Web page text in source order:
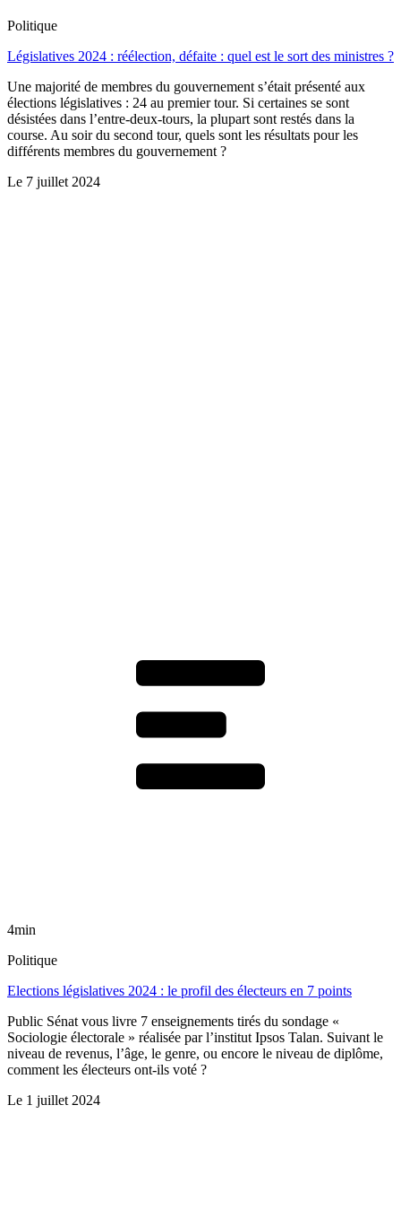
Politique
Législatives 2024 : réélection, défaite : quel est le sort des ministres ?
Une majorité de membres du gouvernement s’était présenté aux
élections législatives : 24 au premier tour. Si certaines se sont
désistées dans l’entre-deux-tours, la plupart sont restés dans la
course. Au soir du second tour, quels sont les résultats pour les
différents membres du gouvernement ?
Le 7 juillet 2024
4min
Politique
Elections législatives 2024 : le profil des électeurs en 7 points
Public Sénat vous livre 7 enseignements tirés du sondage «
Sociologie électorale » réalisée par l’institut Ipsos Talan. Suivant le
niveau de revenus, l’âge, le genre, ou encore le niveau de diplôme,
comment les électeurs ont-ils voté ?
Le 1 juillet 2024